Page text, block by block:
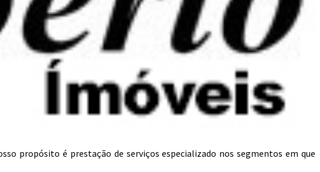
propósito é prestação de serviços especializado nos segmentos em que